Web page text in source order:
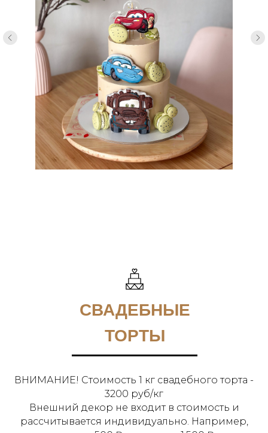
СВАДЕБНЫЕ
ТОРТЫ
ВНИМАНИЕ! Стоимость 1 кг свадебного торта -
3200 руб/кг
Внешний декор не входит в стоимость и
рассчитывается индивидуально. Например,